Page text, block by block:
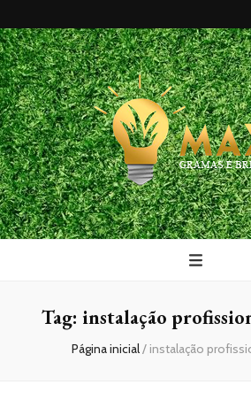
Maxx
Blog
Tag: instalação
Página inicial/ instalação